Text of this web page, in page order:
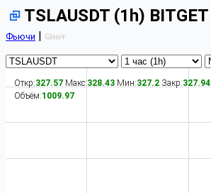
TSLAUSDT (1h) BITGET
Фьючи | Спот
Откр:327.57 Макс:328.43 Мин:327.2 Закр:327.94
Объём:1009.97